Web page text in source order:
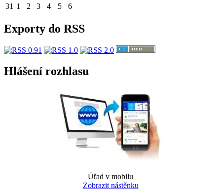
31 1 2 3 4 5 6
Exporty do RSS
Hlášení rozhlasu
Úřad v mobilu
Zobrazit nástěnku